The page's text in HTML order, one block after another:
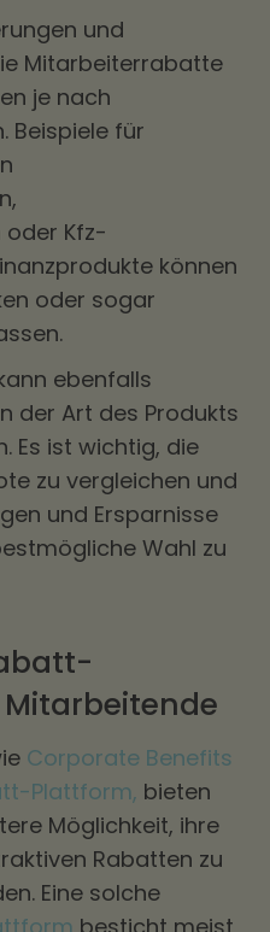
und
Mitarbeiterrabatte
je nach
Beispiele für
oder Kfz-
können
oder sogar
ebenfalls
der Art des Produkts
Es ist wichtig, die
zu vergleichen und
und Ersparnisse
Wahl zu
Corporate Benefits
Plattform, bieten
Möglichkeit, ihre
Rabatten zu
Eine solche